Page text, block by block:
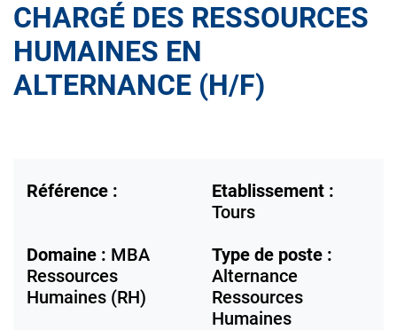
CHARGÉ DES RESSOURCES
HUMAINES EN
ALTERNANCE (H/F)
Référence :
Etablissement :
Tours
Domaine : MBA
Ressources
Humaines (RH)
Type de poste :
Alternance
Ressources
Humaines